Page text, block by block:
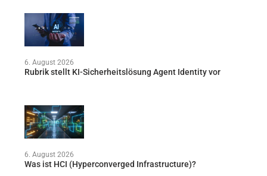
6. August 2026
Rubrik stellt KI-Sicherheitslösung Agent Identity vor
6. August 2026
Was ist HCI (Hyperconverged Infrastructure)?